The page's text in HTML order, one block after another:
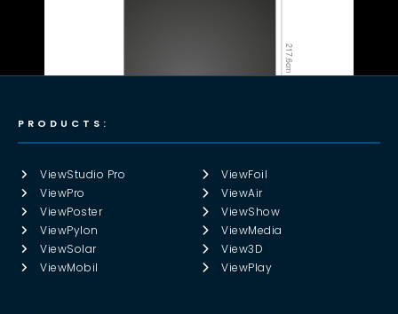
PRODUCTS:
ViewStudio Pro
ViewPro
ViewPoster
ViewPylon
ViewSolar
ViewMobil
ViewFoil
ViewAir
ViewShow
ViewMedia
View3D
ViewPlay